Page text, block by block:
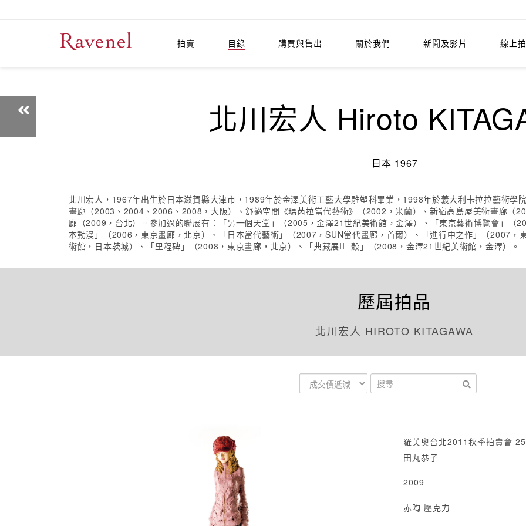
拍賣 目錄 購買與售出 關於我們 新聞及影片 線上
北川宏人 Hiroto
日本 1967
北川宏人，1967年出生於日本滋賀縣大津市，1989年於金澤美術工藝大學雕塑科畢業，1998年於義大利卡拉拉藝術學
畫廊（2003、2004、2006、2008，大阪）、舒適空間《瑪芮拉當代藝術》（2002，米蘭）、新宿高島屋美術畫廊（
廊（2009，台北）。參加過的聯展有：「另一個天堂」（2005，金澤21世紀美術館，金澤）、「東京藝術博覽會」
本動漫」（2006，東京畫廊，北京）、「日本當代藝術」（2007，SUN當代畫廊，首爾）、「進行中之作」（2007，
術館，日本茨城）、「里程碑」（2008，東京畫廊，北京）、「典藏展II─殼」（2008，金澤21世紀美術館，金澤）。
歷屆拍品
北川宏人 HIROTO KITAGAWA
羅芙奧台北2011秋季拍賣會
田丸恭子
2009
赤陶 壓克力